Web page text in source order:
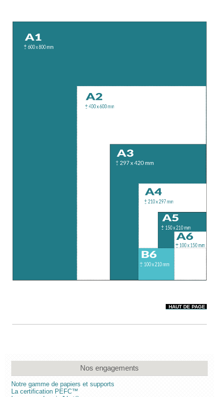
HAUT DE PAGE
Nos engagements
Notre gamme de papiers et supports
La certification PEFC™